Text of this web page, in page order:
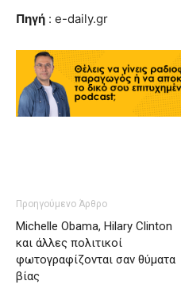
Πηγή : e-daily.gr
Προηγούμενο Άρθρο
Michelle Obama, Hilary Clinton
και άλλες πολιτικοί
φωτογραφίζονται σαν θύματα
βίας